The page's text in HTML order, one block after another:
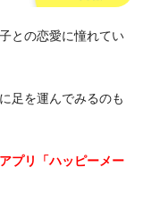
との恋愛に憧れてい
足を運んでみるのも
プリ「ハッピーメー